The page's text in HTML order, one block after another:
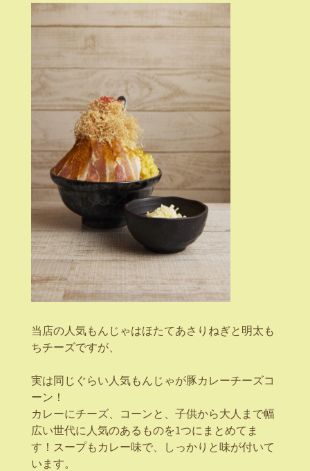
当店の人気もんじゃはほたてあさりねぎと明太も
ちチーズですが、
実は同じぐらい人気もんじゃが豚カレーチーズコ
ーン！
カレーにチーズ、コーンと、子供から大人まで幅
広い世代に人気のあるものを1つにまとめてま
す！スープもカレー味で、しっかりと味が付いて
います。